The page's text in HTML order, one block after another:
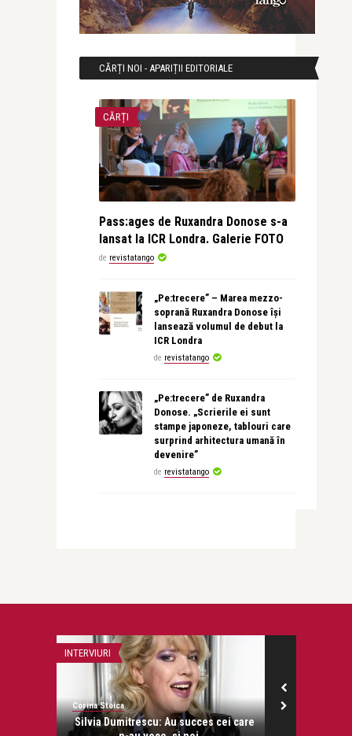
CĂRȚI NOI - APARIȚII EDITORIALE
CĂRȚI
Pass:ages de Ruxandra Donose s-a
lansat la ICR Londra. Galerie FOTO
de revistatango
„Pe:trecere” – Marea mezzo-
soprană Ruxandra Donose își
lansează volumul de debut la
ICR Londra
de revistatango
„Pe:trecere” de Ruxandra
Donose. „Scrierile ei sunt
stampe japoneze, tablouri care
surprind arhitectura umană în
devenire”
de revistatango
INTERVIURI
Corina Stoica
Silvia Dumitrescu: Au succes cei care